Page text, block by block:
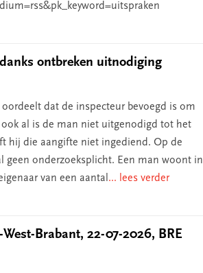
ontbreken uitnodiging
dat de inspecteur bevoegd is om
ook al is de man niet uitgenodigd tot het
hij die aangifte niet ingediend. Op de
geen onderzoeksplicht. Een man woont in
van een aantal ... lees verder
Brabant, 22-07-2026, BRE